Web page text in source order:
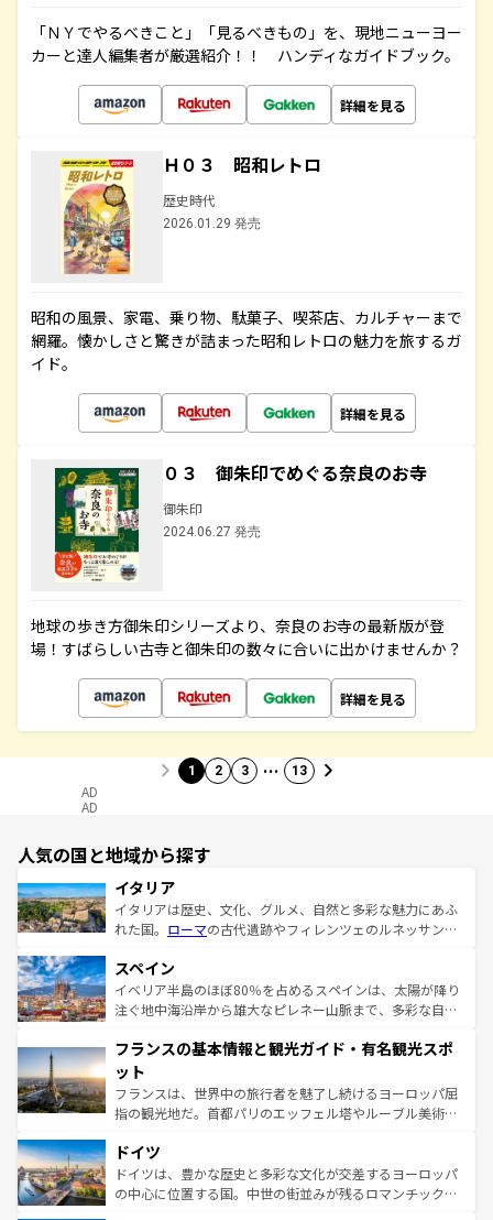
「ＮＹでやるべきこと」「見るべきもの」を、現地ニューヨー
カーと達人編集者が厳選紹介！！ ハンディなガイドブック。
詳細を見る
Ｈ０３ 昭和レトロ
歴史時代
2026.01.29 発売
昭和の風景、家電、乗り物、駄菓子、喫茶店、カルチャーまで
網羅。懐かしさと驚きが詰まった昭和レトロの魅力を旅するガ
イド。
詳細を見る
０３ 御朱印でめぐる奈良のお寺
御朱印
2024.06.27 発売
地球の歩き方御朱印シリーズより、奈良のお寺の最新版が登
場！すばらしい古寺と御朱印の数々に合いに出かけませんか？
詳細を見る
1 2 3 … 13
AD
AD
人気の国と地域から探す
イタリア
イタリアは歴史、文化、グルメ、自然と多彩な魅力にあふ
れた国。 ローマの古代遺跡やフィレンツェのルネッサンス
ろん、トスカーナの美しい田園風景やアマルフィ海岸の絶
景など、自然景観も見逃せない。観光の合間には、本場の
ピザやパスタなど、絶品のイタリア料理を堪能することも
ませてくれるイタリアで、忘れられない旅をしてみよう！
なお、新着のイタリア情報は
しい。
スペイン
イベリア半島のほぼ80％を占めるスペインは、太陽が降り
注ぐ地中海沿岸から雄大なピレネー山脈まで、多彩な自然
文化が根付くこの国では、情熱的なフラメンコ、熱気あふ
れる闘牛、そして美味しいタパスが生活の一部となってい
る。首都マドリードの洗練された雰囲気や、バルセロナの
アートに溢れた街角から、地方では古代ローマ遺跡や中世
せる。地方によって風土や気候が異なるスペインはその個
性で訪れる人を魅了する。 なお、新着のスペイン情報は コ
ンテンツ一覧を参照してほしい。
フランスの基本情報と観光ガイド・有名観光スポ
ット
フランスは、世界中の旅行者を魅了し続けるヨーロッパ屈
指の観光地だ。首都パリのエッフェル塔やルーブル美術館
で、幅広い魅力が詰まっている。華麗な宮殿、歴史的な大
聖堂、美しいビーチ、そして豊かな自然が、訪れる者を心
から魅了する。また、フランスは美食の国としても知ら
ドイツ
ドイツは、豊かな歴史と多彩な文化が交差するヨーロッパ
の中心に位置する国。中世の街並みが残るロマンチック街